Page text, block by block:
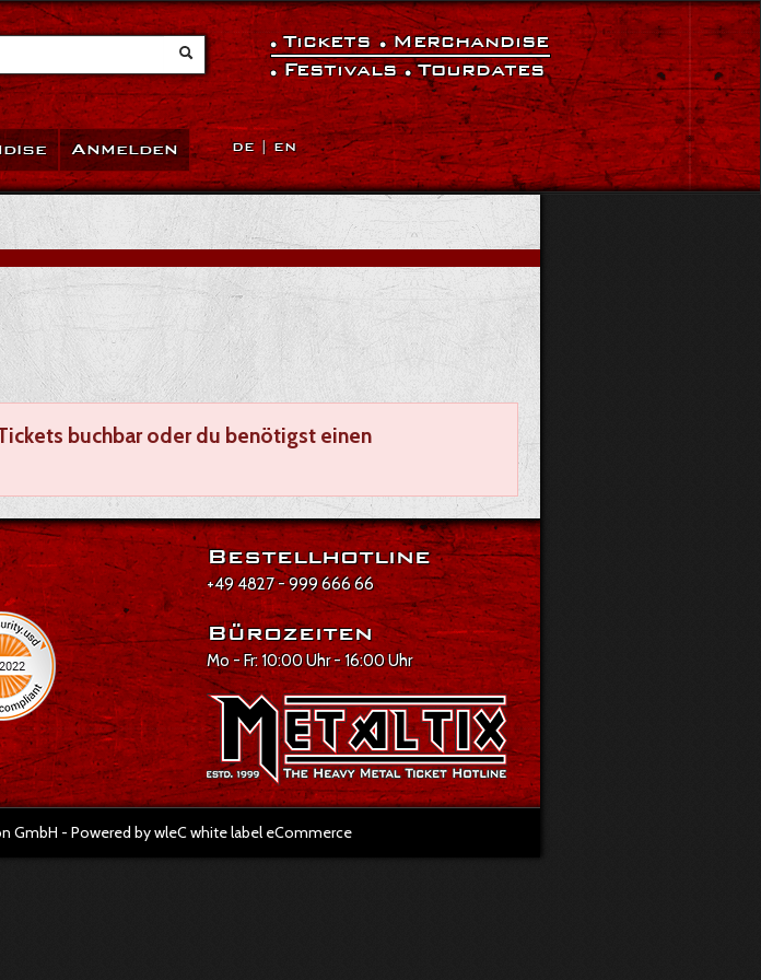
DE|EN
Anmelden
Tickets Merchandise
Festivals
Tourdates
buchbar oder du benötigst einen
Bestellhotline
+49 4827 - 999 666 66
Bürozeiten
Mo - Fr: 10:00 Uhr - 16:00 Uhr
GmbH - Powered by wleC white label eCommerce